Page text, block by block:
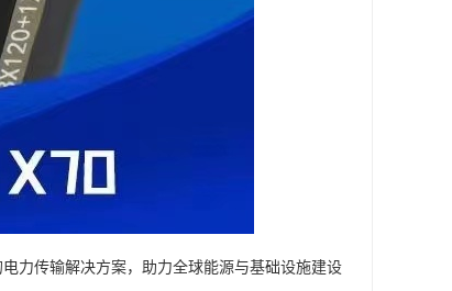
力传输解决方案，助力全球能源与基础设施建设